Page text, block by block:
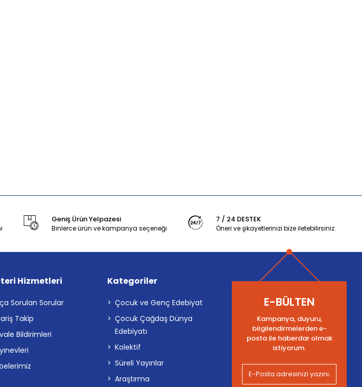
Geniş Ürün Yelpazesi
Binlerce ürün ve kampanya seçeneği
7 / 24 DESTEK
Öneri ve şikayetlerinizi bize iletebilirsiniz.
Hizmetleri
Sorulan Sorular
Takip
Bildirimleri
Kategoriler
Çocuk ve Genç Edebiyat
Çocuk Çağdaş Dünya
Edebiyatı
Kolektif
Süreli Yayınlar
Araştırma
E-BÜLTEN
Kampanya, duyuru,
bilgilendirmelerden e-
posta ile haberdar olmak
istiyorum.